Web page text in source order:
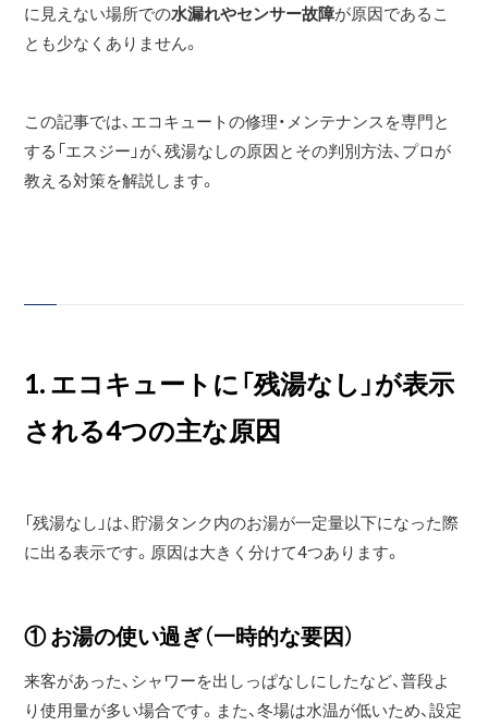
に見えない場所での水漏れやセンサー故障が原因であるこ
とも少なくありません。
この記事では、エコキュートの修理・メンテナンスを専門と
する「エスジー」が、残湯なしの原因とその判別方法、プロが
教える対策を解説します。
1. エコキュートに「残湯なし」が表示
される4つの主な原因
「残湯なし」は、貯湯タンク内のお湯が一定量以下になった際
に出る表示です。原因は大きく分けて4つあります。
① お湯の使い過ぎ（一時的な要因）
来客があった、シャワーを出しっぱなしにしたなど、普段よ
り使用量が多い場合です。また、冬場は水温が低いため、設定